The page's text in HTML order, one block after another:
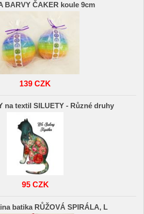
BARVY ČAKER koule 9cm
139 CZK
na textil SILUETY - Různé druhy
95 CZK
batika RŮŽOVÁ SPIRÁLA, L